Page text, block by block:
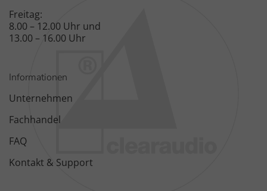
Freitag:
8.00 – 12.00 Uhr und
13.00 – 16.00 Uhr
Informationen
Unternehmen
Fachhandel
FAQ
Kontakt & Support